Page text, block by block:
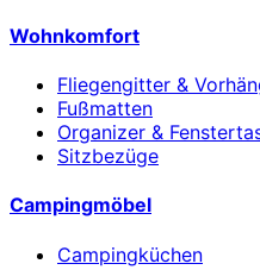
Wohnkomfort
Fliegengitter &
Fußmatten
Organizer &
Sitzbezüge
Campingmöbel
Campingküchen